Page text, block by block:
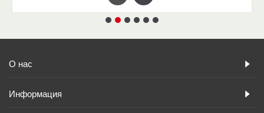
О нас
Информация